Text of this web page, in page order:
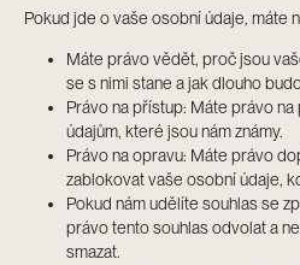
Pokud jde o vaše osobní údaje, máte
Máte právo vědět, proč jsou
se s nimi stane a jak dlouho
Právo na přístup: Máte právo
údajům, které jsou nám známy.
Právo na opravu: Máte právo
zablokovat vaše osobní údaje,
Pokud nám udělíte souhlas se
právo tento souhlas odvolat a
smazat.